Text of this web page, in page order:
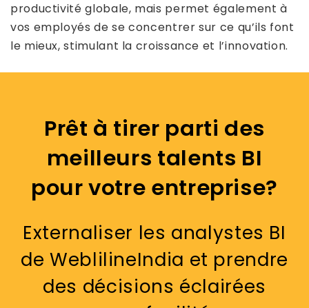
productivité globale, mais permet également à
vos employés de se concentrer sur ce qu’ils font
le mieux, stimulant la croissance et l’innovation.
Prêt à tirer parti des
meilleurs talents BI
pour votre entreprise?
Externaliser les analystes BI
de WeblilineIndia et prendre
des décisions éclairées